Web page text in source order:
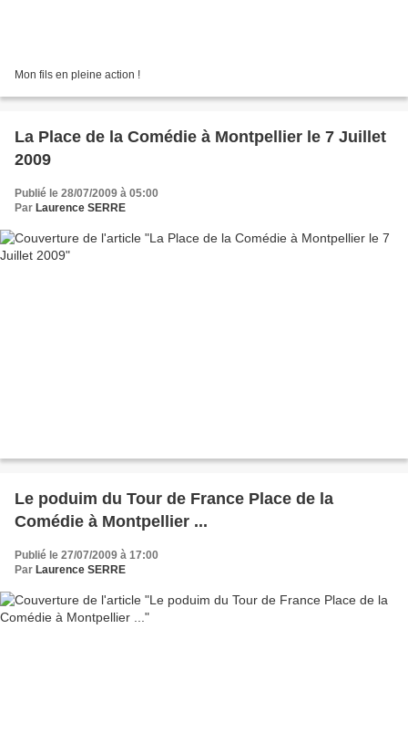
Mon fils en pleine action !
La Place de la Comédie à Montpellier le 7 Juillet
2009
Publié le 28/07/2009 à 05:00
Par Laurence SERRE
Le poduim du Tour de France Place de la
Comédie à Montpellier ...
Publié le 27/07/2009 à 17:00
Par Laurence SERRE